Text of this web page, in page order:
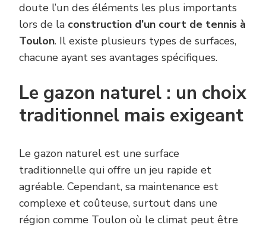
doute l’un des éléments les plus importants
lors de la construction d’un court de tennis à
Toulon. Il existe plusieurs types de surfaces,
chacune ayant ses avantages spécifiques.
Le gazon naturel : un choix
traditionnel mais exigeant
Le gazon naturel est une surface
traditionnelle qui offre un jeu rapide et
agréable. Cependant, sa maintenance est
complexe et coûteuse, surtout dans une
région comme Toulon où le climat peut être